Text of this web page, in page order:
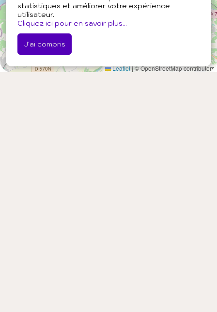
statistiques et améliorer votre expérience
utilisateur.
Cliquez ici pour en savoir plus...
J'ai compris
Leaflet|© OpenStreetMap contributors